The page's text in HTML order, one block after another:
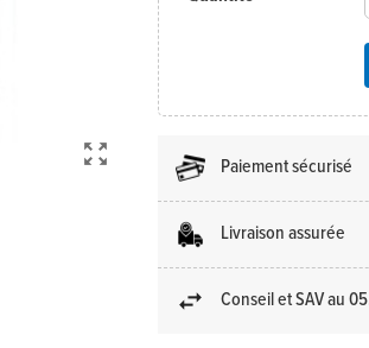
 Paiement sécurisé
Livraison assurée
Conseil et SAV au